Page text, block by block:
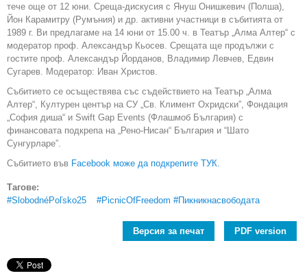
тече още от 12 юни. Среща-дискусия с Януш Онишкевич (Полша),
Йон Карамитру (Румъния) и др. активни участници в събитията от
1989 г. Ви предлагаме на 14 юни от 15.00 ч. в Театър „Алма Алтер“ с
модератор проф. Александър Кьосев. Срещата ще продължи с
гостите проф. Александър Йорданов, Владимир Левчев, Едвин
Сугарев. Модератор: Иван Христов.
Събитието се осъществява със съдействието на Театър „Алма
Алтер“, Културен център на СУ „Св. Климент Охридски”, Фондация
„София диша“ и Swift Gap Events (Флашмоб България) с
финансовата подкрепа на „Рено-Нисан“ България и “Шато
Сунгурларе”.
Събитието във Facebook може да подкрепите ТУК.
Тагове:
#SlobodnéPoľsko25
#PicnicOfFreedom #Пикникнасвободата
Версия за печат PDF version